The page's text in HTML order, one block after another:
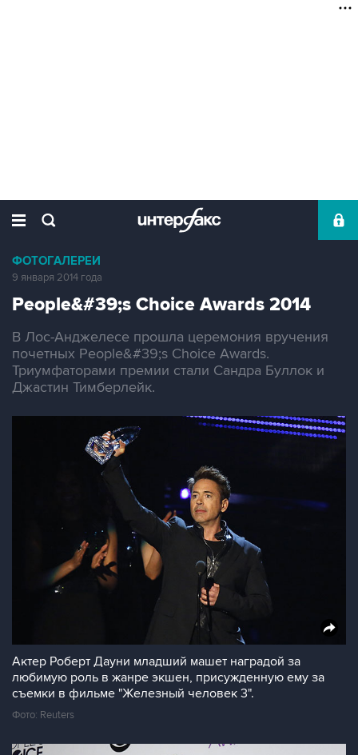
ФОТОГАЛЕРЕИ
9 января 2014 года
People&#39;s Choice Awards 2014
В Лос-Анджелесе прошла церемония вручения
почетных People&#39;s Choice Awards.
Триумфаторами премии стали Сандра Буллок и
Джастин Тимберлейк.
Актер Роберт Дауни младший машет наградой за
любимую роль в жанре экшен, присужденную ему за
съемки в фильме "Железный человек 3".
Фото: Reuters